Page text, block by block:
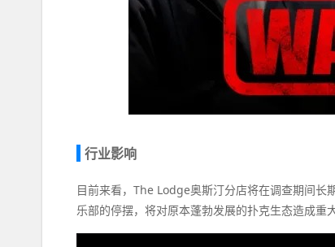
行业影响
目前来看，The Lodge奥斯汀分店将在调查期间长
乐部的停摆，将对原本蓬勃发展的扑克生态造成重大